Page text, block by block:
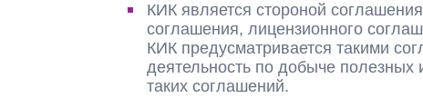
КИК является стороной
соглашения, лицензионного
КИК предусматривается такими
деятельность по добыче
таких соглашений.